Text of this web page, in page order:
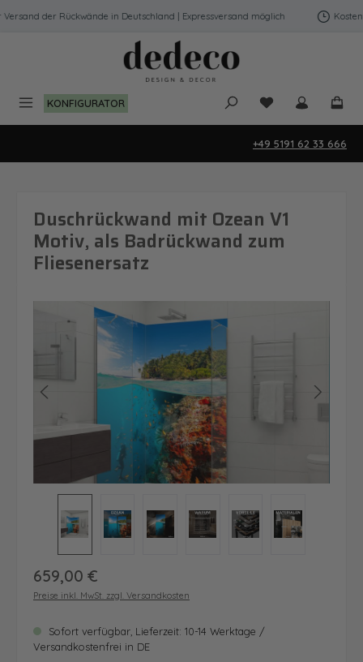
Zum Hauptinhalt springen
der Rückwände in Deutschland | Expressversand möglich
KONFIGURATOR Du hast 0
+49 5191 62 33 666
Duschrückwand mit Ozean V1
Motiv, als Badrückwand zum
Fliesenersatz
Bildergalerie überspringen
Regulärer Preis:
659,00 €
Preise inkl. MwSt. zzgl. Versandkosten
Sofort verfügbar, Lieferzeit: 10-14 Werktage /
Versandkostenfrei in DE